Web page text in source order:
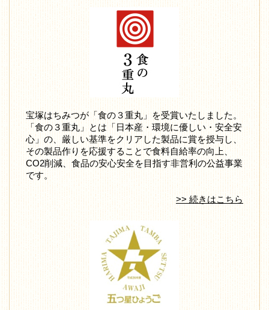
宝塚はちみつが「食の３重丸」を受賞いたしました。
「食の３重丸」とは「日本産・環境に優しい・安全安
心」の、厳しい基準をクリアした製品に賞を授与し、
その製品作りを応援することで食料自給率の向上、
CO2削減、食品の安心安全を目指す非営利の公益事業
です。
>> 続きはこちら